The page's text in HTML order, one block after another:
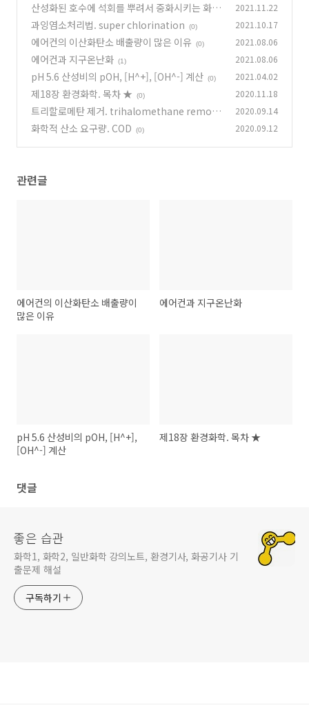
산성화된 호수에 석회를 뿌려서 중화시키는 화학
반응식
(0)
2021.11.22
과잉염소처리법. super chlorination (0) 2021.10.17
에어컨의 이산화탄소 배출량이 많은 이유 (0) 2021.08.06
에어컨과 지구온난화 (1) 2021.08.06
pH 5.6 산성비의 pOH, [H^+], [OH^-] 계산 (0) 2021.04.02
제18장 환경화학. 목차 ★ (0) 2020.11.18
트리할로메탄 제거. trihalomethane remova
l (0)
2020.09.14
화학적 산소 요구량. COD (0) 2020.09.12
관련글
에어컨의 이산화탄소 배출량이
많은 이유
에어컨과 지구온난화
pH 5.6 산성비의 pOH, [H^+],
[OH^-] 계산
제18장 환경화학. 목차 ★
댓글
좋은 습관
화학1, 화학2, 일반화학 강의노트, 환경기사, 화공기사 기
출문제 해설
구독하기